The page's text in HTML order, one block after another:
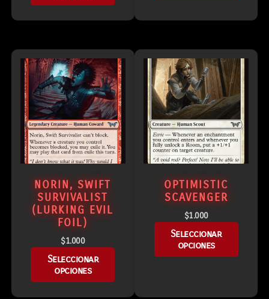
NORIN, SWIFT
SURVIVALIST
(LURKING EVIL
FOIL)
$1.000
Seleccionar
opciones
OPTIMISTIC
SCAVENGER
$1.000
Seleccionar
opciones